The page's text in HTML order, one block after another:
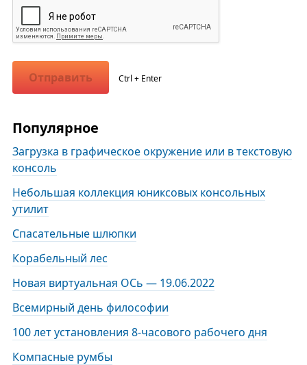
Отправить Ctrl + Enter
Популярное
Загрузка в графическое окружение или в текстовую
консоль
Небольшая коллекция юниксовых консольных
утилит
Спасательные шлюпки
Корабельный лес
Новая виртуальная ОСь — 19.06.2022
Всемирный день философии
100 лет установления 8-часового рабочего дня
Компасные румбы